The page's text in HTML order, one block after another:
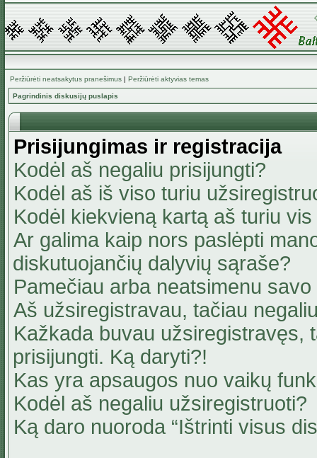
Peržiūrėti neatsakytus pranešimus | Peržiūrėti aktyvias temas
Pagrindinis diskusijų puslapis
Prisijungimas ir registracija
Kodėl aš negaliu prisijungti?
Kodėl aš iš viso turiu
Kodėl kiekvieną kartą aš turiu
Ar galima kaip nors paslėpti
diskutuojančių dalyvių sąraše?
Pamečiau arba neatsimenu
Aš užsiregistravau, tačiau
Kažkada buvau užsiregistravęs,
prisijungti. Ką daryti?!
Kas yra apsaugos nuo vaikų
Kodėl aš negaliu užsiregistruoti?
Ką daro nuoroda “Ištrinti visus